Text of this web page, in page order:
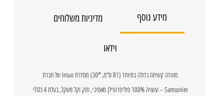
מידע נוסף מדיניות משלוחים
וידאו
מזוודה קשיחה גדולה במיוחד (81 ס”מ, 30″) מסדרת Intuo של חברת
Samsonite – עשויה 100% פוליפרופילן מאסיבי, חזק וקל משקל, בעלת 4 גלגלי